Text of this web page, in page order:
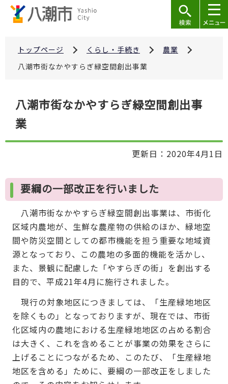
トップページ くらし・手続き
農業
八潮市街なかやすらぎ緑空間創出事業
八潮市街なかやすらぎ緑空間創出事
業
更新日：2020年4月1日
要綱の一部改正を行いました
八潮市街なかやすらぎ緑空間創出事業は、市街化
区域内農地が、生鮮な農産物の供給のほか、緑地空
間や防災空間としての都市機能を担う重要な地域資
源となっており、この農地の多面的機能を活かし、
また、景観に配慮した「やすらぎの街」を創出する
目的で、平成21年4月に施行されました。
現行の対象地区につきましては、「生産緑地地区
を除くもの」となっておりますが、現在では、市街
化区域内の農地における生産緑地地区の占める割合
は大きく、これを含めることが事業の効果をさらに
上げることにつながるため、このたび、「生産緑地
地区を含める」ために、要綱の一部改正をしました